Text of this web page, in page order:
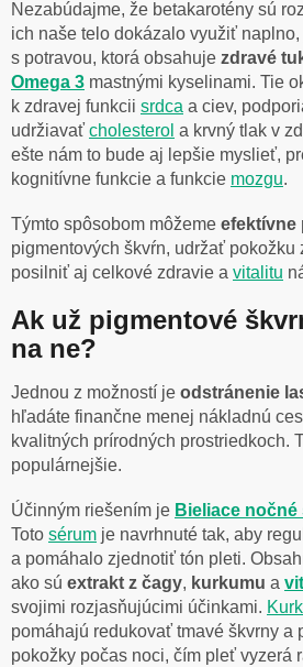
Nezabúdajme, že betakarotény sú
ich naše telo dokázalo využiť
s potravou, ktorá obsahuje zdravé
Omega 3 mastnými kyselinami. Tie
k zdravej funkcii srdca a ciev,
udržiavať cholesterol a krvný tlak v
ešte nám to bude aj lepšie myslieť,
kognitívne funkcie a funkcie mozgu.
Týmto spôsobom môžeme efektívne
pigmentových škvŕn, udržať pokožku
posilniť aj celkové zdravie a vitalitu
Ak už pigmentové
na ne?
Jednou z možností je odstránenie
hľadáte finančne menej nákladnú
kvalitných prírodných prostriedkoch.
populárnejšie.
Účinným riešením je Bieliace
Toto sérum je navrhnuté tak, aby
a pomáhalo zjednotiť tón pleti.
ako sú extrakt z čagy, kurkumu a
svojimi rozjasňujúcimi účinkami.
pomáhajú redukovať tmavé škvrny a
pokožky počas noci, čím pleť vyzerá